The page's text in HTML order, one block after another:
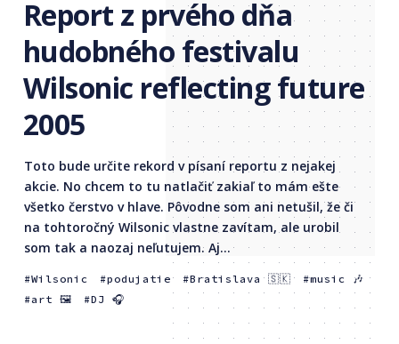
Report z prvého dňa
hudobného festivalu
Wilsonic reflecting future
2005
Toto bude určite rekord v písaní reportu z nejakej
akcie. No chcem to tu natlačiť zakiaľ to mám ešte
všetko čerstvo v hlave. Pôvodne som ani netušil, že či
na tohtoročný Wilsonic vlastne zavítam, ale urobil
som tak a naozaj neľutujem. Aj...
Wilsonic podujatie Bratislava 🇸🇰
music 🎶
art 🖼
DJ 🎧